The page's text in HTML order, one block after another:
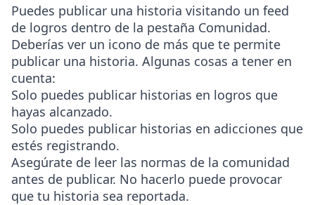
Puedes publicar una historia visitando un feed
de logros dentro de la pestaña Comunidad.
Deberías ver un icono de más que te permite
publicar una historia. Algunas cosas a tener en
cuenta:
Solo puedes publicar historias en logros que
hayas alcanzado.
Solo puedes publicar historias en adicciones que
estés registrando.
Asegúrate de leer las normas de la comunidad
antes de publicar. No hacerlo puede provocar
que tu historia sea reportada.